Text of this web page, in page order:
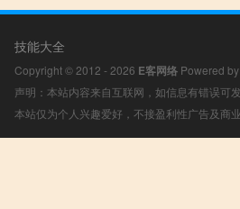
技能大全
Copyright © 2012 - 2026 E客网络 Powered by
声明：本站内容来自互联网，如信息有错误可
本站仅为个人兴趣爱好，不接盈利性广告及商